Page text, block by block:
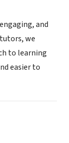
and
we
to learning
easier to